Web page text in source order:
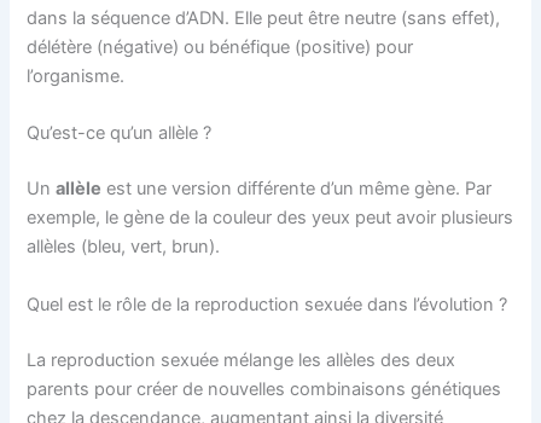
dans la séquence d’ADN. Elle peut être neutre (sans effet),
délétère (négative) ou bénéfique (positive) pour
l’organisme.
Qu’est-ce qu’un allèle ?
Unallèle est une version différente d’un même gène. Par
exemple, le gène de la couleur des yeux peut avoir plusieurs
allèles (bleu, vert, brun).
Quel est le rôle de la reproduction sexuée dans l’évolution ?
La reproduction sexuée mélange les allèles des deux
parents pour créer de nouvelles combinaisons génétiques
chez la descendance, augmentant ainsi la diversité